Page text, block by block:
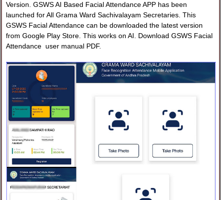
Version. GSWS AI Based Facial Attendance APP has been
launched for All Grama Ward Sachivalayam Secretaries. This
GSWS Facial Attendance can be downloaded the latest version
from Google Play Store. This works on AI. Download GSWS Facial
Attendance user manual PDF.